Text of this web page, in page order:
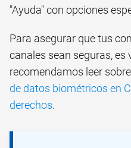
"Ayuda" con opciones
Para asegurar que tus
canales sean seguras,
recomendamos leer
de datos biométricos en
derechos.